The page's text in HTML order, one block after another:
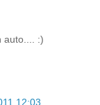
auto.... :)
12:03